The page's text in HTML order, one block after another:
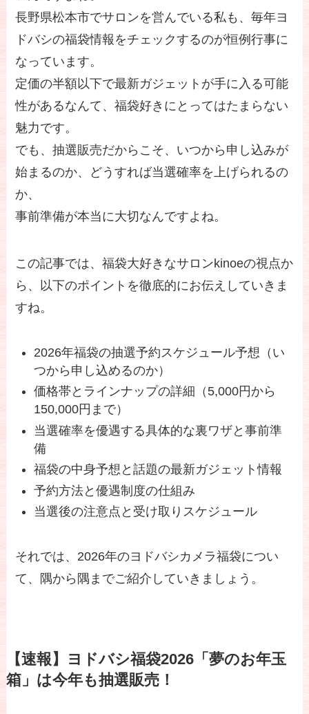
長野県松本市でサロンを営んでいる私も、毎年ヨ
ドバシの福袋情報をチェックするのが恒例行事に
なっています。
定価の半額以下で最新ガジェットが手に入る可能
性があるなんて、福袋好きにとってはたまらない
魅力です。
でも、抽選販売だからこそ、いつから申し込みが
始まるのか、どうすれば当選確率を上げられるの
か、
事前準備が本当に大切なんですよね。
この記事では、福袋大好きなサロンkinoeの視点か
ら、以下のポイントを徹底的にお伝えしていきま
すね。
2026年福袋の抽選予約スケジュール予想（い
つから申し込めるのか）
価格帯とラインナップの詳細（5,000円から
150,000円まで）
当選確率を優遇する具体的な裏ワザと事前準
備
福袋の中身予想と話題の最新ガジェット情報
予約方法と優遇制度の仕組み
当選後の注意点と受け取りスケジュール
それでは、2026年のヨドバシカメラ福袋につい
て、隅から隅までご紹介していきましょう。
【速報】ヨドバシ福袋2026「夢のお年玉
箱」は今年も抽選販売！